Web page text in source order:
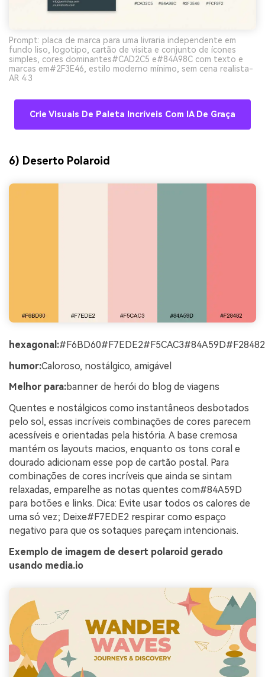
Prompt: placa de marca para uma livraria independente em
fundo liso, logotipo, cartão de visita e conjunto de ícones
simples, cores dominantes#CAD2C5 e#84A98C com texto e
marcas em#2F3E46, estilo moderno mínimo, sem cena realista-
AR 4:3
Crie Visuais De Paleta Incríveis Com IA De Graça
6) Deserto Polaroid
hexagonal:#F6BD60#F7EDE2#F5CAC3#84A59D#F28482
humor:Caloroso, nostálgico, amigável
Melhor para:banner de herói do blog de viagens
Quentes e nostálgicos como instantâneos desbotados
pelo sol, essas incríveis combinações de cores parecem
acessíveis e orientadas pela história. A base cremosa
mantém os layouts macios, enquanto os tons coral e
dourado adicionam esse pop de cartão postal. Para
combinações de cores incríveis que ainda se sintam
relaxadas, emparelhe as notas quentes com#84A59D
para botões e links. Dica: Evite usar todos os calores de
uma só vez; Deixe#F7EDE2 respirar como espaço
negativo para que os sotaques pareçam intencionais.
Exemplo de imagem de desert polaroid gerado
usando media.io